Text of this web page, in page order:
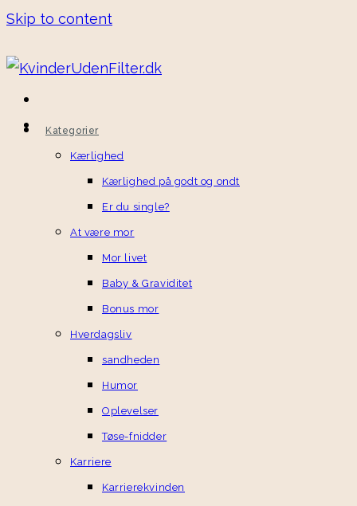
Skip to content
Kategorier
Kærlighed
Kærlighed på godt og ondt
Er du single?
At være mor
Mor livet
Baby & Graviditet
Bonus mor
Hverdagsliv
sandheden
Humor
Oplevelser
Tøse-fnidder
Karriere
Karrierekvinden